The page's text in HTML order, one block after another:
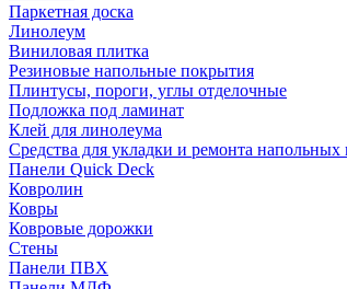
Паркетная доска
Линолеум
Виниловая плитка
Резиновые напольные покрытия
Плинтусы, пороги, углы отделочные
Подложка под ламинат
Клей для линолеума
Средства для укладки и ремонта
Панели Quick Deck
Ковролин
Ковры
Ковровые дорожки
Стены
Панели ПВХ